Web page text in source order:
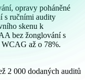
opravy poháněné
s ručními audity
skenu k
bez žonglování s
WCAG až o 78%.
2 000 dodaných auditů